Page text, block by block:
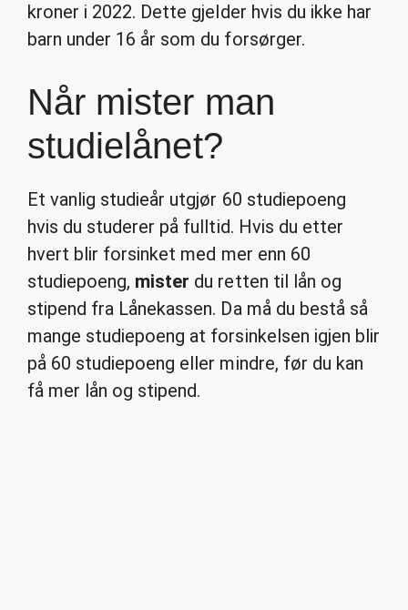
kroner i 2022. Dette gjelder hvis du ikke har
barn under 16 år som du forsørger.
Når mister man
studielånet?
Et vanlig studieår utgjør 60 studiepoeng
hvis du studerer på fulltid. Hvis du etter
hvert blir forsinket med mer enn 60
studiepoeng, mister du retten til lån og
stipend fra Lånekassen. Da må du bestå så
mange studiepoeng at forsinkelsen igjen blir
på 60 studiepoeng eller mindre, før du kan
få mer lån og stipend.